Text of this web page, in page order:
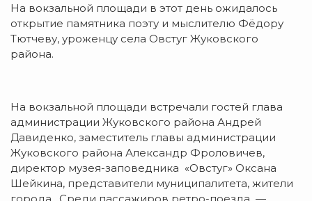
На вокзальной площади в этот день ожидалось
открытие памятника поэту и мыслителю Фёдору
Тютчеву, уроженцу села Овстуг Жуковского
района.
На вокзальной площади встречали гостей глава
администрации Жуковского района Андрей
Давиденко, заместитель главы администрации
Жуковского района Александр Фроловичев,
директор музея-заповедника «Овстуг» Оксана
Шейкина, представители муниципалитета, жители